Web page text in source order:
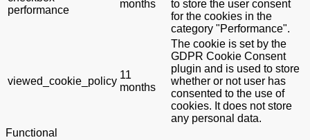
performance
months
to store the user consent
for the cookies in the
category "Performance".
viewed_cookie_policy
11
months
The cookie is set by the
GDPR Cookie Consent
plugin and is used to store
whether or not user has
consented to the use of
cookies. It does not store
any personal data.
Functional